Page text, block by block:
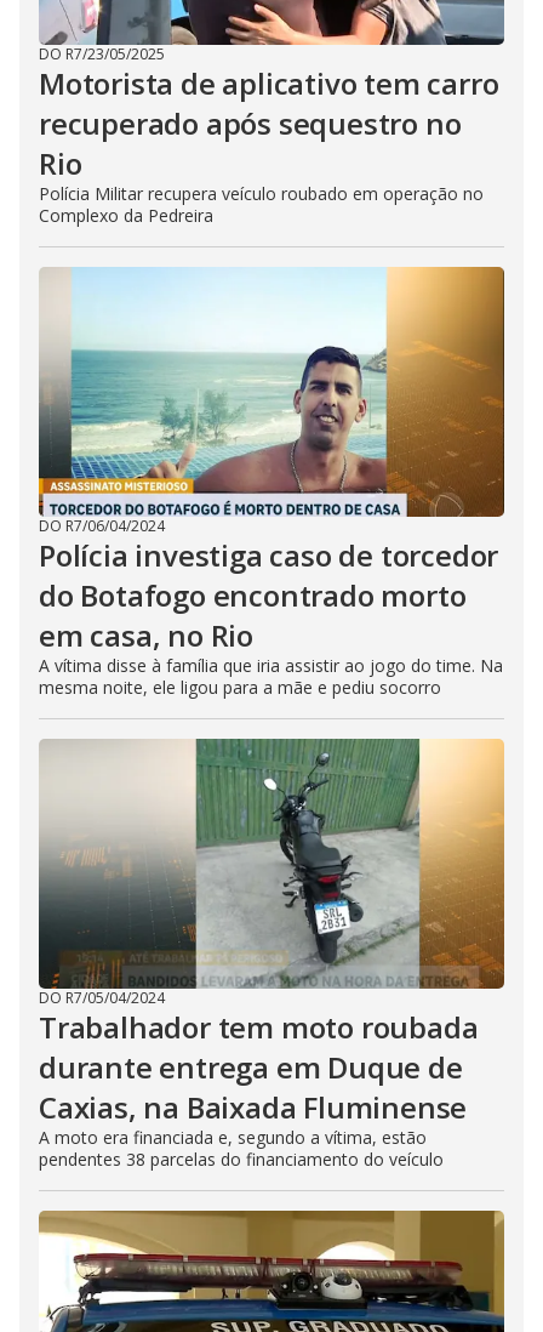
DO R7/23/05/2025
Motorista de aplicativo tem carro
recuperado após sequestro no
Rio
Polícia Militar recupera veículo roubado em operação no
Complexo da Pedreira
DO R7/06/04/2024
Polícia investiga caso de torcedor
do Botafogo encontrado morto
em casa, no Rio
A vítima disse à família que iria assistir ao jogo do time. Na
mesma noite, ele ligou para a mãe e pediu socorro
DO R7/05/04/2024
Trabalhador tem moto roubada
durante entrega em Duque de
Caxias, na Baixada Fluminense
A moto era financiada e, segundo a vítima, estão
pendentes 38 parcelas do financiamento do veículo